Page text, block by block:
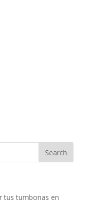
tus tumbonas en